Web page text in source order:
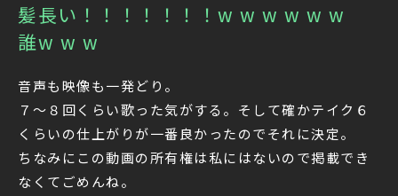
髪長い！！！！！！！w w w w w w
誰w w w
音声も映像も一発どり。
７〜８回くらい歌った気がする。そして確かテイク６
くらいの仕上がりが一番良かったのでそれに決定。
ちなみにこの動画の所有権は私にはないので掲載でき
なくてごめんね。